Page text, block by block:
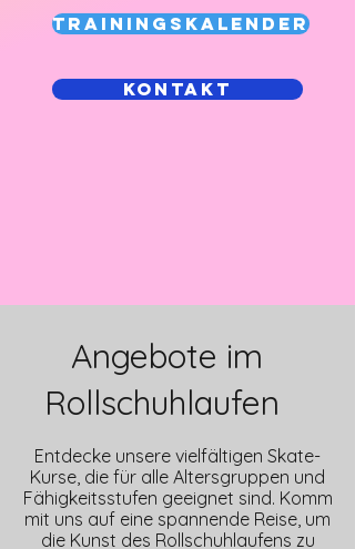
Trainingskalender
Kontakt
Angebote im
Rollschuhlaufen
Entdecke unsere vielfältigen Skate-
Kurse, die für alle Altersgruppen und
Fähigkeitsstufen geeignet sind. Komm
mit uns auf eine spannende Reise, um
die Kunst des Rollschuhlaufens zu